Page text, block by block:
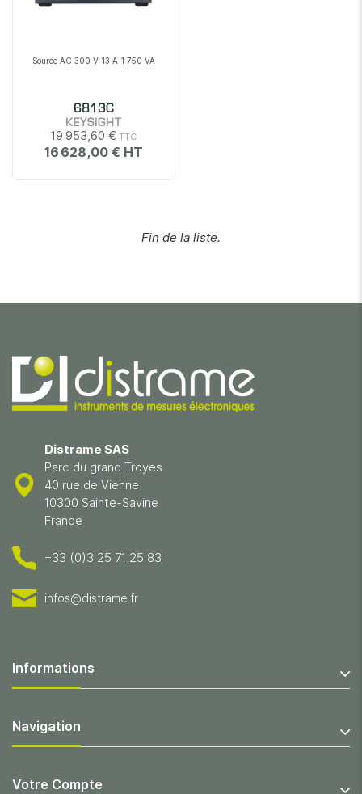
Source AC 300 V 13 A 1 750 VA
6813C
KEYSIGHT
19 953,60 €
16 628,00 €
Fin de la liste.
Distrame SAS
Parc du grand Troyes
40 rue de Vienne
10300 Sainte-Savine
France
+33 (0)3 25 71 25 83
infos@distrame.fr
Informations
Navigation
Votre Compte